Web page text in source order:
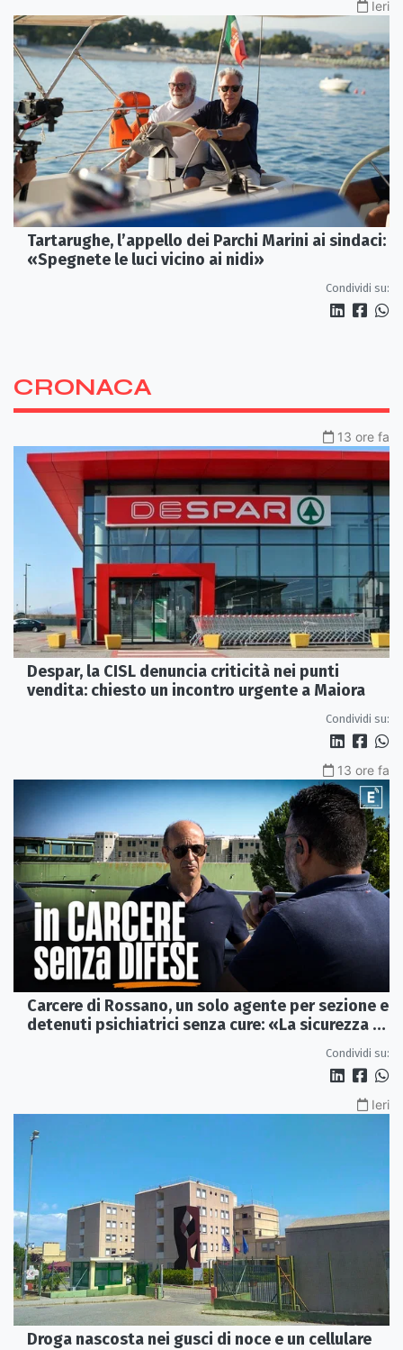
Ieri
Tartarughe, l’appello dei Parchi Marini ai sindaci:
«Spegnete le luci vicino ai nidi»
Condividi su:
CRONACA
13 ore fa
Despar, la CISL denuncia criticità nei punti
vendita: chiesto un incontro urgente a Maiora
Condividi su:
13 ore fa
Carcere di Rossano, un solo agente per sezione e
detenuti psichiatrici senza cure: «La sicurezza è
Condividi su:
Ieri
Droga nascosta nei gusci di noce e un cellulare